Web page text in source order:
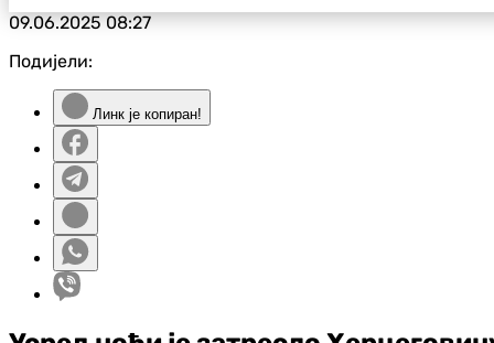
09.06.202508:27
Подијели:
Линк је копиран!